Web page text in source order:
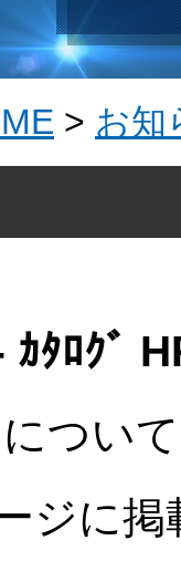
> お知
ﾀﾛｸﾞ
つい
ジに